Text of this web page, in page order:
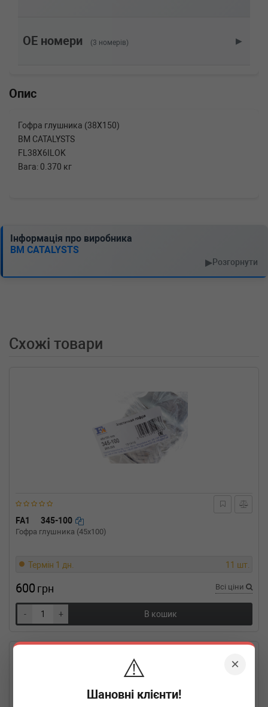
×
⚠️
Шановні клієнти!
OE номери (3 номерів) ▶
Опис
Гофра глушника (38X150)
BM CATALYSTS
FL38X6ILOK
Вага: 0.370 кг
Інформація про виробника
BM CATALYSTS
▶Розгорнути
Схожі товари
FA1 345-100
Гофра глушника (45x100)
Термін 1 дн. 11 шт.
600 грн Всі ціни
- + В кошик